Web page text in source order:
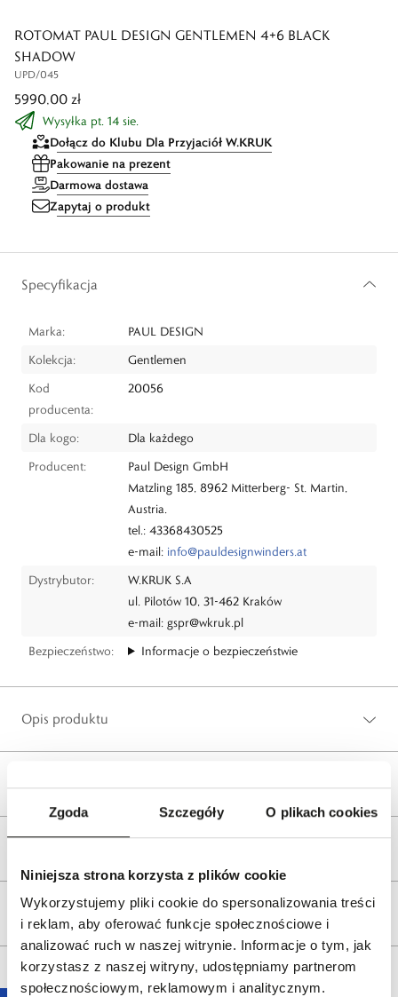
Zgoda Szczegóły O plikach cookies
Niniejsza strona korzysta z plików cookie
Wykorzystujemy pliki cookie do spersonalizowania treści
i reklam, aby oferować funkcje społecznościowe i
analizować ruch w naszej witrynie. Informacje o tym, jak
korzystasz z naszej witryny, udostępniamy partnerom
społecznościowym, reklamowym i analitycznym.
ROTOMAT PAUL DESIGN GENTLEMEN 4+6 BLACK
SHADOW
UPD/045
5990,00 zł
Wysyłka pt. 14 sie.
Dołącz do Klubu Dla Przyjaciół W.KRUK
Pakowanie na prezent
Darmowa dostawa
Zapytaj o produkt
Specyfikacja
Marka:
PAUL DESIGN
Kolekcja:
Gentlemen
Kod
producenta:
20056
Dla kogo:
Dla każdego
Producent:
Paul Design GmbH
Matzling 185, 8962 Mitterberg- St. Martin,
Austria.
tel.: 43368430525
e-mail: info@pauldesignwinders.at
Dystrybutor:
W.KRUK S.A
ul. Pilotów 10, 31-462 Kraków
e-mail: gspr@wkruk.pl
Bezpieczeństwo:
Informacje o bezpieczeństwie
Opis produktu
Wysyłka
Tagi